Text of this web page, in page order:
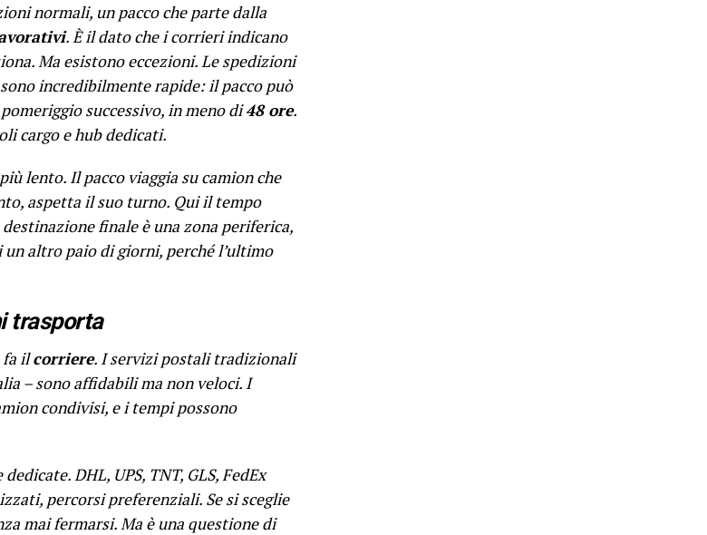
normali, un pacco che parte dalla
. È il dato che i corrieri indicano
Ma esistono eccezioni. Le spedizioni
sono incredibilmente rapide: il pacco può
successivo, in meno di48 ore.
cargo e hub dedicati.
lento. Il pacco viaggia su camion che
aspetta il suo turno. Qui il tempo
finale è una zona periferica,
un altro paio di giorni, perché l’ultimo
trasporta
fa ilcorriere. I servizi postali tradizionali
– sono affidabili ma non veloci. I
condivisi, e i tempi possono
DHL, UPS, TNT, GLS, FedEx
percorsi preferenziali. Se si sceglie
mai fermarsi. Ma è una questione di